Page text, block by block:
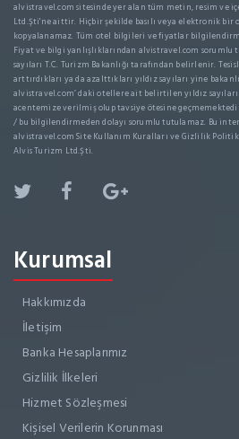
alvistravel.com sitesinde yer alan tüm metin, resim ve
Ltd.Şti'ne aittir. Hiçbir şekilde basılı veya elektronik
kopyalanamaz. Tüm otel bilgileri ve fiyatlar
Fiyat ve bilgi yanlışlıklarından alvistravel.com
sayıları T.C. Turizm Bakanlığı tarafından belirlenir.
arttırdıkları ya da azalttıkları yıldız sayıları yine
alvistravel.com’ daki otellere ait belirtilen yıldız
acentemize verilmiş olup tavsiye ötesine
/ bu bilgilendirmeden dolayı sorumlu tutulamaz. Bu
alvistravel.com Site Kullanım Kuralları ve Gizlilik
Alvis Turizm Ltd.Şti.
Kurumsal
Hakkımızda
İletişim
Banka Hesaplarımız
Gizlilik İlkeleri
Hizmet Sözleşmesi
Kişisel Verilerin Korunması